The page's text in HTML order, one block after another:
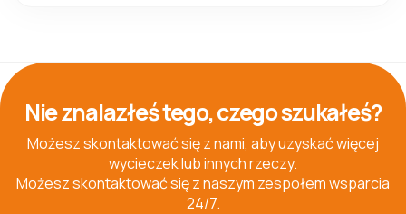
Nie znalazłeś tego, czego szukałeś?
Możesz skontaktować się z nami, aby uzyskać więcej
wycieczek lub innych rzeczy.
Możesz skontaktować się z naszym zespołem wsparcia
24/7.